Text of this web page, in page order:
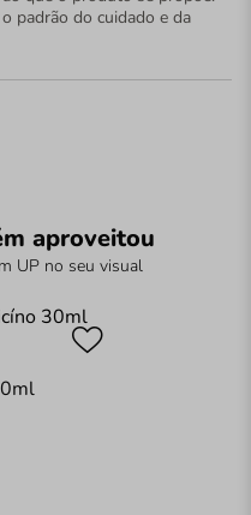
padrão do cuidado e da
aproveitou
UP no seu visual